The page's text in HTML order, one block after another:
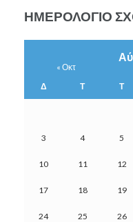
ΗΜΕΡΟΛΌΓΙΟ
Δ Τ Τ
« Οκτ
3 4 5
10 11 12
17 18 19
24 25 26